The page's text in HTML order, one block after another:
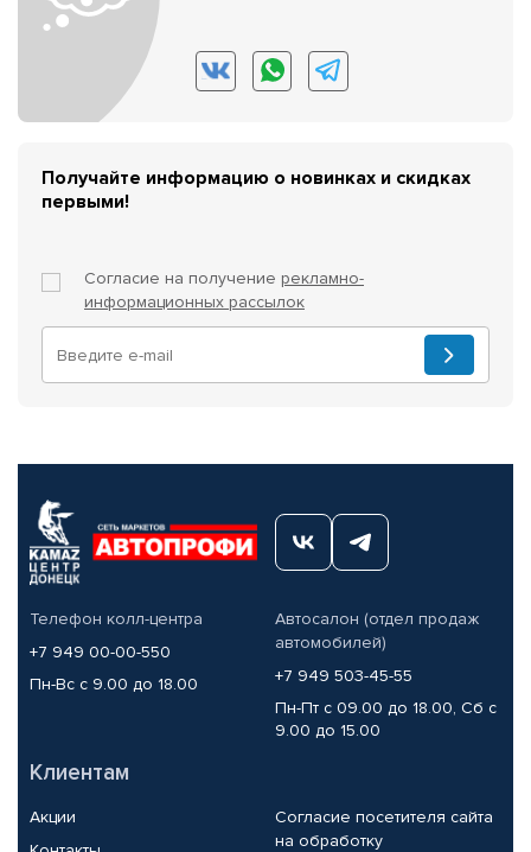
Получайте информацию о новинках и скидках
первыми!
Согласие на получение рекламно-
информационных рассылок
Телефон колл-центра
+7 949 00-00-550
Пн-Вс с 9.00 до 18.00
Автосалон (отдел продаж
автомобилей)
+7 949 503-45-55
Пн-Пт с 09.00 до 18.00, Сб с
9.00 до 15.00
Клиентам
Акции
Согласие посетителя сайта
на обработку